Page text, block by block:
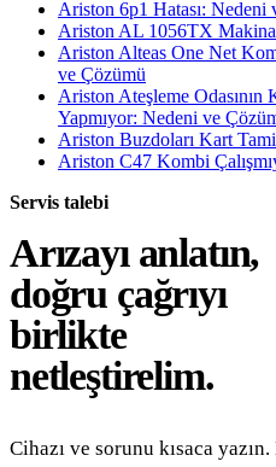
Ariston 6p1 Hatası: Nedeni
Ariston AL 1056TX
Ariston Alteas One Net
ve Çözümü
Ariston Ateşleme Odasının
Yapmıyor: Nedeni ve
Ariston Buzdoları Kart
Ariston C47 Kombi
Servis talebi
Arızayı anlatın,
doğru çağrıyı
birlikte
netleştirelim.
Cihazı ve sorunu kısaca